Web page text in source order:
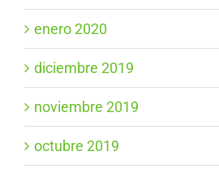
enero 2020
diciembre 2019
noviembre 2019
octubre 2019